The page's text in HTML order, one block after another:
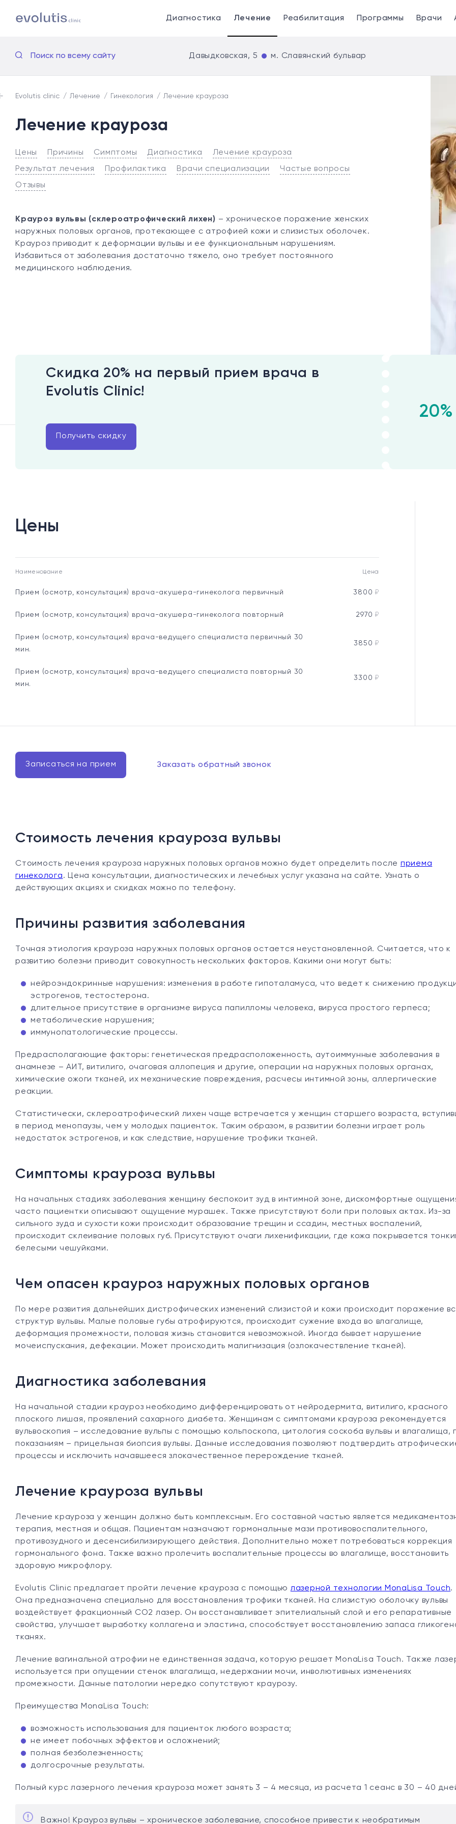
Диагностика Лечение Реабилитация Программы Врачи
Поиск по всему сайту Давыдковская, 5 м. Славянский бульвар
Evolutis clinic Лечение Гинекология Лечение крауроза
Лечение крауроза
Цены Причины Симптомы Диагностика
Лечение крауроза
Результат лечения
Профилактика Врачи специализации
Частые вопросы
Отзывы
Крауроз вульвы (склероатрофический лихен) – хроническое поражение женских
наружных половых органов, протекающее с атрофией кожи и слизистых оболочек.
Крауроз приводит к деформации вульвы и ее функциональным нарушениям.
Избавиться от заболевания достаточно тяжело, оно требует постоянного
медицинского наблюдения.
Скидка 20% на первый прием врача в
Evolutis Clinic!
Получить скидку
20%
Цены
Наименование Цена
Прием (осмотр, консультация) врача-акушера-гинеколога первичный 3800 ₽
Прием (осмотр, консультация) врача-акушера-гинеколога повторный 2970 ₽
Прием (осмотр, консультация) врача-ведущего специалиста первичный 30
мин.
3850 ₽
Прием (осмотр, консультация) врача-ведущего специалиста повторный 30
мин.
3300 ₽
Записаться на прием Заказать обратный звонок
Стоимость лечения крауроза вульвы
Стоимость лечения крауроза наружных половых органов можно будет определить после приема
гинеколога. Цена консультации, диагностических и лечебных услуг указана на сайте. Узнать о
действующих акциях и скидках можно по телефону.
Причины развития заболевания
Точная этиология крауроза наружных половых органов остается неустановленной. Считается, что к
развитию болезни приводит совокупность нескольких факторов. Какими они могут быть:
нейроэндокринные нарушения: изменения в работе гипоталамуса, что ведет к снижению
эстрогенов, тестостерона.
длительное присутствие в организме вируса папилломы человека, вируса простого герпеса;
метаболические нарушения;
иммунопатологические процессы.
Предрасполагающие факторы: генетическая предрасположенность, аутоиммунные заболевания в
анамнезе – АИТ, витилиго, очаговая аллопеция и другие, операции на наружных половых органах,
химические ожоги тканей, их механические повреждения, расчесы интимной зоны, аллергические
реакции.
Статистически, склероатрофический лихен чаще встречается у женщин старшего возраста,
в период менопаузы, чем у молодых пациенток. Таким образом, в развитии болезни играет роль
недостаток эстрогенов, и как следствие, нарушение трофики тканей.
Симптомы крауроза вульвы
На начальных стадиях заболевания женщину беспокоит зуд в интимной зоне, дискомфортные
часто пациентки описывают ощущение мурашек. Также присутствуют боли при половых актах. Из-за
сильного зуда и сухости кожи происходит образование трещин и ссадин, местных воспалений,
происходит склеивание половых губ. Присутствуют очаги лихенификации, где кожа покрывается
белесыми чешуйками.
Чем опасен крауроз наружных половых органов
По мере развития дальнейших дистрофических изменений слизистой и кожи происходит поражение
структур вульвы. Малые половые губы атрофируются, происходит сужение входа во влагалище,
деформация промежности, половая жизнь становится невозможной. Иногда бывает нарушение
мочеиспускания, дефекации. Может происходить малигнизация (озлокачествление тканей).
Диагностика заболевания
На начальной стадии крауроз необходимо дифференцировать от нейродермита, витилиго, красного
плоского лишая, проявлений сахарного диабета. Женщинам с симптомами крауроза рекомендуется
вульвоскопия – исследование вульпы с помощью кольпоскопа, цитология соскоба вульвы и влагалища,
показаниям – прицельная биопсия вульвы. Данные исследования позволяют подтвердить
процессы и исключить начавшееся злокачественное перерождение тканей.
Лечение крауроза вульвы
Лечение крауроза у женщин должно быть комплексным. Его составной частью является
терапия, местная и общая. Пациентам назначают гормональные мази противовоспалительного,
противозудного и десенсибилизирующего действия. Дополнительно может потребоваться коррекция
гормонального фона. Также важно пролечить воспалительные процессы во влагалище, восстановить
здоровую микрофлору.
Evolutis Clinic предлагает пройти лечение крауроза с помощью лазерной технологии MonaLisa Touch.
Она предназначена специально для восстановления трофики тканей. На слизистую оболочку вульвы
воздействует фракционный СО2 лазер. Он восстанавливает эпителиальный слой и его репаративные
свойства, улучшает выработку коллагена и эластина, способствует восстановлению запаса
тканях.
Лечение вагинальной атрофии не единственная задача, которую решает MonaLisa Touch. Также
используется при опущении стенок влагалища, недержании мочи, инволютивных изменениях
промежности. Данные патологии нередко сопутствуют краурозу.
Преимущества MonaLisa Touch:
возможность использования для пациенток любого возраста;
не имеет побочных эффектов и осложнений;
полная безболезненность;
долгосрочные результаты.
Полный курс лазерного лечения крауроза может занять 3 – 4 месяца, из расчета 1 сеанс в 30 – 40
Важно! Крауроз вульвы – хроническое заболевание, способное привести к необратимым